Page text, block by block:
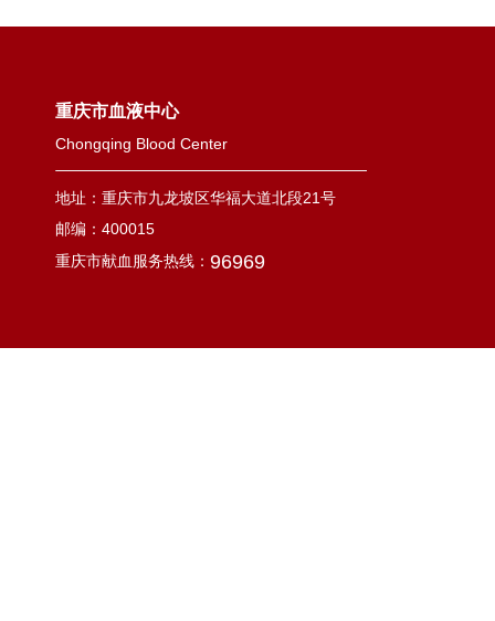
重庆市血液中心
Chongqing Blood Center
地址：重庆市九龙坡区华福大道北段21号
邮编：400015
重庆市献血服务热线： 96969